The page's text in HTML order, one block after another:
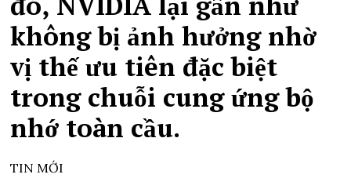
không bị ảnh hưởng nhờ
vị thế ưu tiên đặc biệt
trong chuỗi cung ứng bộ
nhớ toàn cầu.
TIN MỚI